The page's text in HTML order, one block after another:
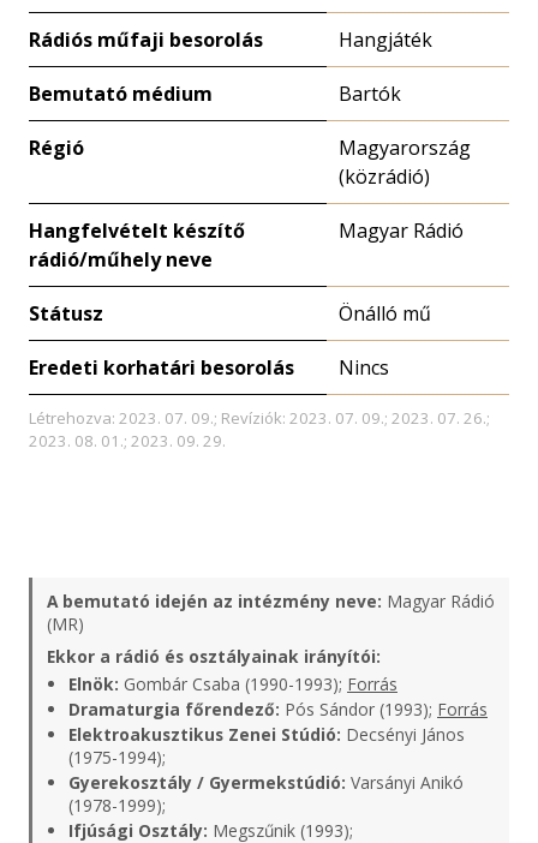
Rádiós műfaji besorolás Hangjáték
Bemutató médium Bartók
Régió
Magyarország
(közrádió)
Hangfelvételt készítő
rádió/műhely neve
Magyar Rádió
Státusz Önálló mű
Eredeti korhatári besorolás Nincs
Létrehozva: 2023. 07. 09.; Revíziók: 2023. 07. 09.; 2023. 07. 26.;
2023. 08. 01.; 2023. 09. 29.
A bemutató idején az intézmény neve: Magyar Rádió
(MR)
Ekkor a rádió és osztályainak irányítói:
Elnök: Gombár Csaba (1990-1993); Forrás
Dramaturgia főrendező: Pós Sándor (1993); Forrás
Elektroakusztikus Zenei Stúdió: Decsényi János
(1975-1994);
Gyerekosztály / Gyermekstúdió: Varsányi Anikó
(1978-1999);
Ifjúsági Osztály: Megszűnik (1993);